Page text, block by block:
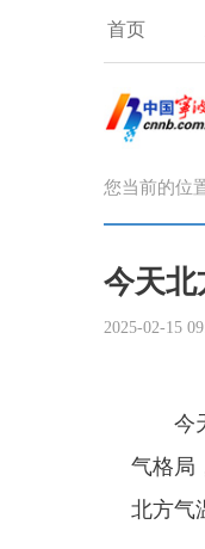
首页
您当前的位
今天北
2025-02-15
今天
气格局
北方气